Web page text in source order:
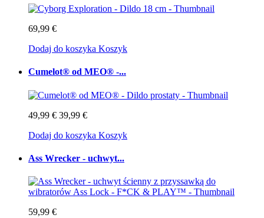
69,99 €
Dodaj do koszyka Koszyk
Cumelot® od MEO® -...
49,99 € 39,99 €
Dodaj do koszyka Koszyk
Ass Wrecker - uchwyt...
59,99 €